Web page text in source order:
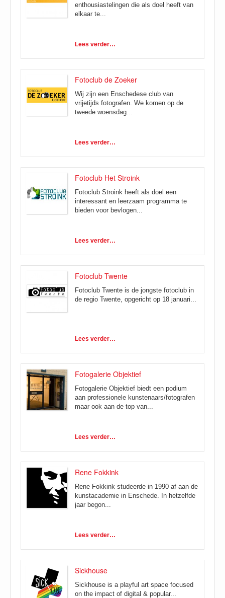
enthousiastelingen die als doel heeft van
elkaar te...
Lees verder…
Fotoclub de Zoeker
Wij zijn een Enschedese club van
vrijetijds fotografen. We komen op de
tweede woensdag...
Lees verder…
Fotoclub Het Stroink
Fotoclub Stroink heeft als doel een
interessant en leerzaam programma te
bieden voor bevlogen...
Lees verder…
Fotoclub Twente
Fotoclub Twente is de jongste fotoclub in
de regio Twente, opgericht op 18 januari...
Lees verder…
Fotogalerie Objektief
Fotogalerie Objektief biedt een podium
aan professionele kunstenaars/fotografen
maar ook aan de top van...
Lees verder…
Rene Fokkink
Rene Fokkink studeerde in 1990 af aan de
kunstacademie in Enschede. In hetzelfde
jaar begon...
Lees verder…
Sickhouse
Sickhouse is a playful art space focused
on the impact of digital & popular...